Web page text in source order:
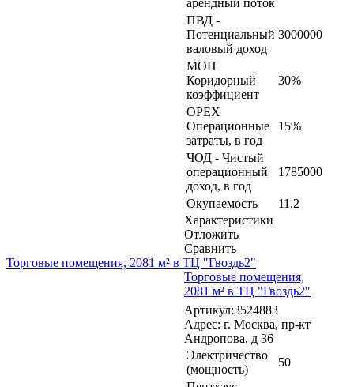
ПВД -
Потенциальный
валовый доход
3000000
МОП
Коридорный
коэффициент
30%
OPEX
Операционные
затраты, в год
15%
ЧОД - Чистый
операционный
доход, в год
1785000
Окупаемость
11.2
Характеристики
Отложить
Сравнить
Торговые помещения, 2081 м² в ТЦ "Гвоздь2"
Торговые помещения,
2081 м² в ТЦ "Гвоздь2"
Артикул:3524883
Адрес: г. Москва, пр-кт
Андропова, д 36
Электричество
(мощность)
50